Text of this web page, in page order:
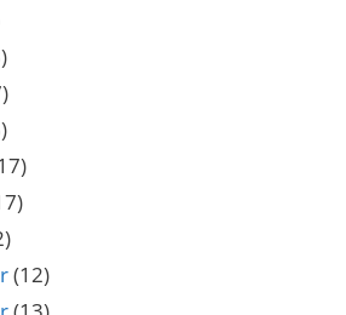
(12)